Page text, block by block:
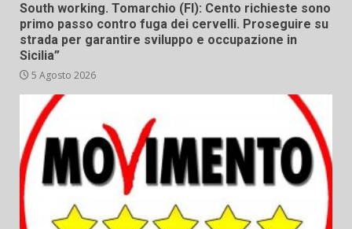
South working. Tomarchio (FI): Cento richieste sono
primo passo contro fuga dei cervelli. Proseguire su
strada per garantire sviluppo e occupazione in
Sicilia”
5 Agosto 2026